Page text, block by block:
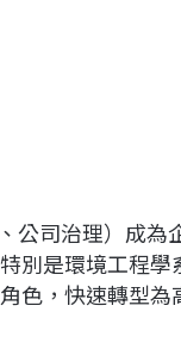
公司治理）成
別是環境工程
色，快速轉型